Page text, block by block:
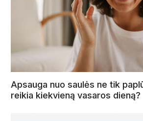
Apsauga nuo saulės ne tik
reikia kiekvieną vasaros dieną?